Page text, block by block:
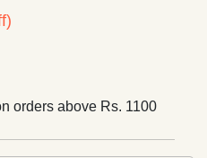
orders above Rs. 1100